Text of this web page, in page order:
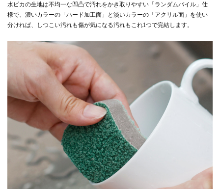
水ピカの生地は不均一な凹凸で汚れをかき取りやすい「ランダムパイル」仕
様で、濃いカラーの「ハード加工面」と淡いカラーの「アクリル面」を使い
分ければ、しつこい汚れも傷が気になる汚れもこれ1つで完結します。